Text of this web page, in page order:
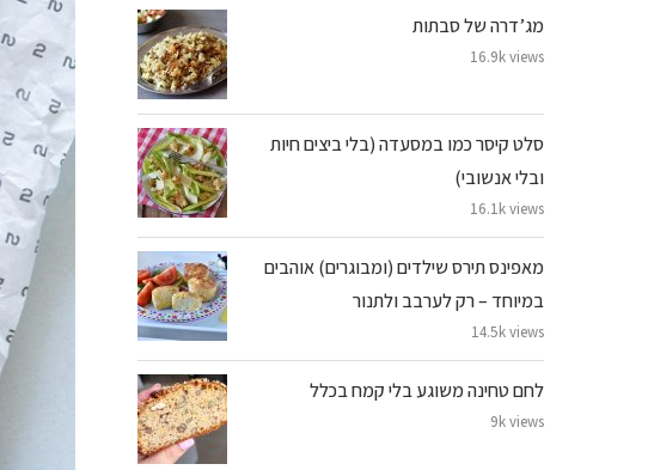
מג’דרה של סבתות
16.9k views
סלט קיסר כמו במסעדה (בלי ביצים חיות
ובלי אנשובי)
16.1k views
מאפינס תירס שילדים (ומבוגרים) אוהבים
במיוחד – רק לערבב ולתנור
14.5k views
לחם טחינה משוגע בלי קמח בכלל
9k views